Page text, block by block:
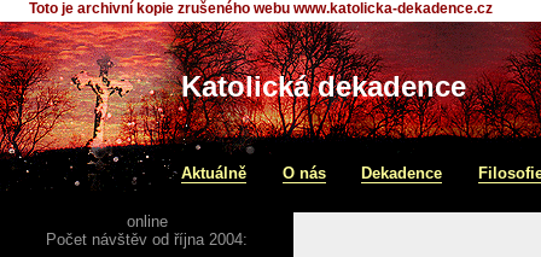
Toto je archivní kopie zrušeného webu www.katolicka-dekadence.cz
Katolická dekadence
Aktuálně O nás Dekadence
online
Počet návštěv od října 2004: